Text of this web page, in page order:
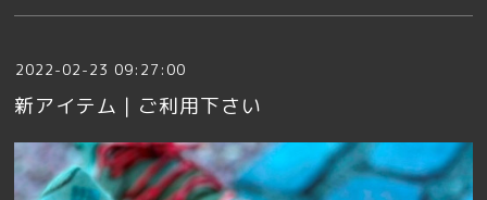
2022-02-23 09:27:00
新アイテム｜ご利用下さい